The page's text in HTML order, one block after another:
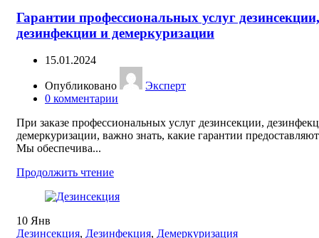
Гарантии профессиональных услуг дезинсекции,
дезинфекции и демеркуризации
15.01.2024
Опубликовано
Эксперт
0 комментарии
При заказе профессиональных услуг дезинсекции,
демеркуризации, важно знать, какие гарантии
Мы обеспечива...
Продолжить чтение
10 Янв
Дезинсекция, Дезинфекция, Демеркуризация